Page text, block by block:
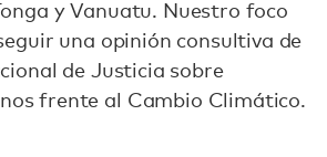
y Vanuatu. Nuestro foco
una opinión consultiva de
de Justicia sobre
frente al Cambio Climático.